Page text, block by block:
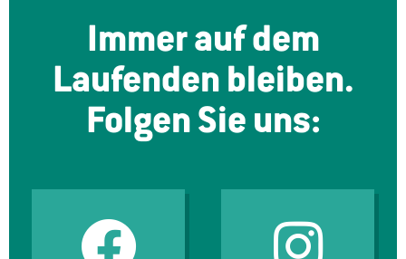
Immer auf dem
Laufenden bleiben.
Folgen Sie uns: